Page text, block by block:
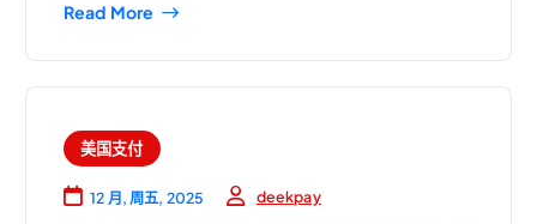
Read More
美国支付
12 月, 周五, 2025 deekpay